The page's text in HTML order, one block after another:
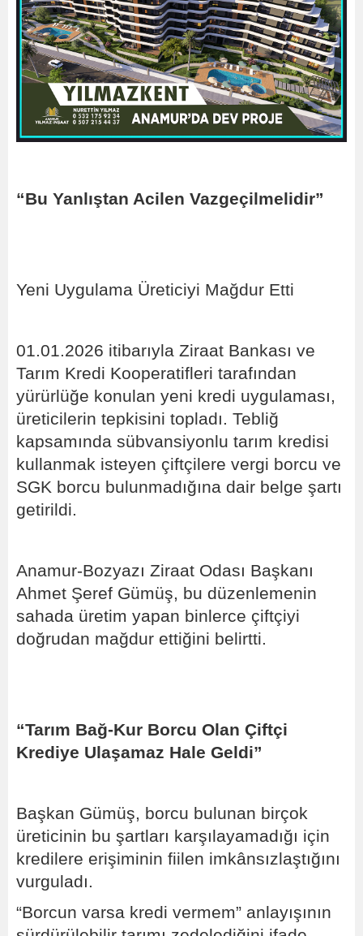
“Bu Yanlıştan Acilen Vazgeçilmelidir”
Yeni Uygulama Üreticiyi Mağdur Etti
01.01.2026 itibarıyla Ziraat Bankası ve
Tarım Kredi Kooperatifleri tarafından
yürürlüğe konulan yeni kredi uygulaması,
üreticilerin tepkisini topladı. Tebliğ
kapsamında sübvansiyonlu tarım kredisi
kullanmak isteyen çiftçilere vergi borcu ve
SGK borcu bulunmadığına dair belge şartı
getirildi.
Anamur-Bozyazı Ziraat Odası Başkanı
Ahmet Şeref Gümüş, bu düzenlemenin
sahada üretim yapan binlerce çiftçiyi
doğrudan mağdur ettiğini belirtti.
“Tarım Bağ-Kur Borcu Olan Çiftçi
Krediye Ulaşamaz Hale Geldi”
Başkan Gümüş, borcu bulunan birçok
üreticinin bu şartları karşılayamadığı için
kredilere erişiminin fiilen imkânsızlaştığını
vurguladı.
“Borcun varsa kredi vermem” anlayışının